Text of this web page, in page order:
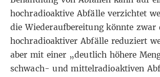
hochradioaktive Abfälle verzichtet
die Wiederaufbereitung könnte zwar
hochradioaktiver Abfälle reduziert
aber mit einer „deutlich höhere
schwach- und mittelradioaktiven